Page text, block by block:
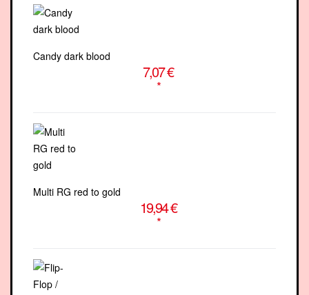
Candy dark blood
7,07 €
*
Multi RG red to gold
19,94 €
*